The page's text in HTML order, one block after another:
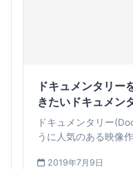
ドキュメンタリー
きたいドキュメン
ドキュメンタリー
うに人気のある映像
2019年7月9日